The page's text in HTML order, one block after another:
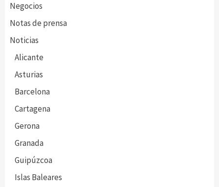
Negocios
Notas de prensa
Noticias
Alicante
Asturias
Barcelona
Cartagena
Gerona
Granada
Guipúzcoa
Islas Baleares